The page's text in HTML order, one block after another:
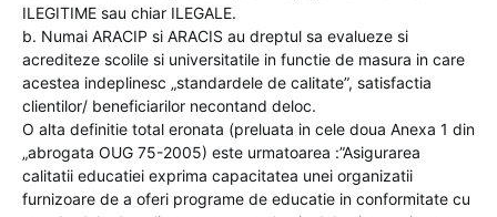
ILEGITIME sau chiar ILEGALE.
b. Numai ARACIP si ARACIS au dreptul sa evalueze si
acrediteze scolile si universitatile in functie de masura in care
acestea indeplinesc „standardele de calitate”, satisfactia
clientilor/ beneficiarilor necontand deloc.
O alta definitie total eronata (preluata in cele doua Anexa 1 din
„abrogata OUG 75-2005) este urmatoarea :”Asigurarea
calitatii educatiei exprima capacitatea unei organizatii
furnizoare de a oferi programe de educatie in conformitate cu